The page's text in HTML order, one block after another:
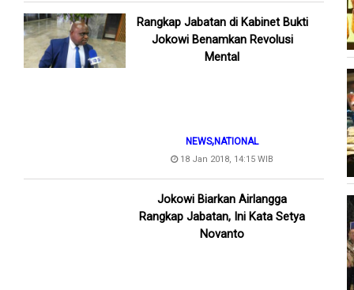
Rangkap Jabatan di Kabinet Bukti
Jokowi Benamkan Revolusi
Mental
NEWS,NATIONAL
18 Jan 2018, 14:15 WIB
Jokowi Biarkan Airlangga
Rangkap Jabatan, Ini Kata Setya
Novanto